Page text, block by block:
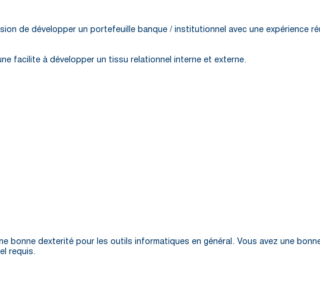
de développer un portefeuille banque / institutionnel avec une expérience
facilite à développer un tissu relationnel interne et externe.
bonne dexterité pour les outils informatiques en général. Vous avez une
requis.